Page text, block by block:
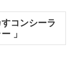
コンシーラ
」